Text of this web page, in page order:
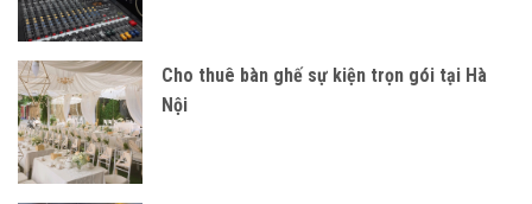
Cho thuê bàn ghế sự kiện trọn gói tại Hà
Nội